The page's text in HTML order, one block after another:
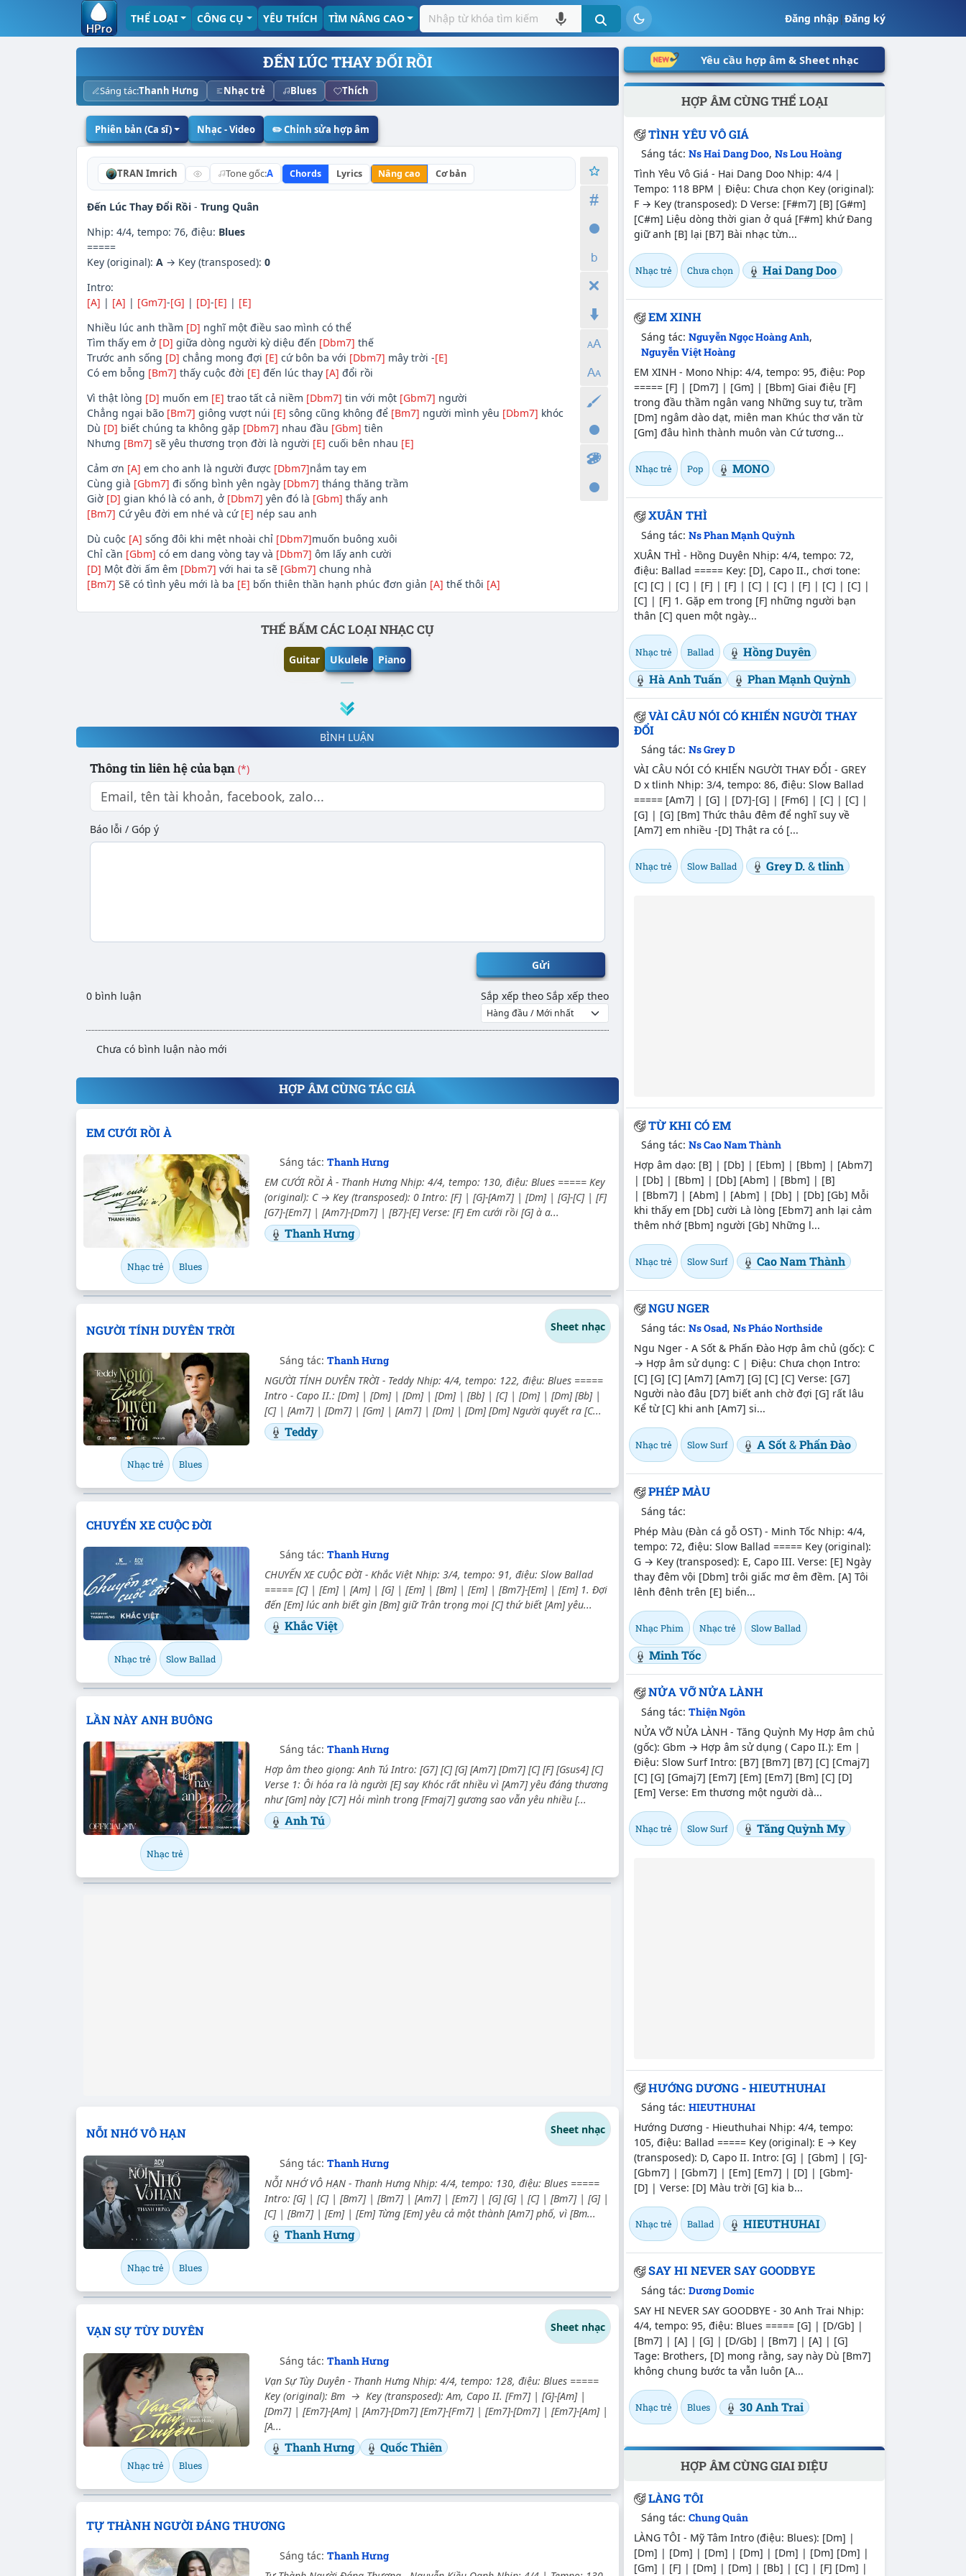
Đăng nhập|Đăng ký
THỂ LOẠI CÔNG CỤ YÊU THÍCH TÌM NÂNG CAO
ĐẾN LÚC THAY ĐỔI RỒI
Sáng tác:Thanh Hưng Nhạc trẻ Blues Thích
Phiên bản (Ca sĩ) Nhạc - Video ✏️ Chỉnh sửa hợp âm
TRAN Imrich Tone gốc:A Chords Lyrics Nâng cao Cơ bản
Đến Lúc Thay Đổi Rồi- Trung Quân
Nhịp: 4/4, tempo: 76, điệu: Blues
=====
Key (original): A→ Key (transposed): 0
Intro:
[A] | [A] | [Gm7]-[G] | [D]-[E] | [E]
Nhiều lúc anh thầm [D] nghĩ một điều sao mình có thể
Tìm thấy em ở [D] giữa dòng người kỳ diệu đến [Dbm7] thế
Trước anh sống [D] chẳng mong đợi [E] cứ bôn ba với [Dbm7] mây trời -[E]
Có em bỗng [Bm7] thấy cuộc đời [E] đến lúc thay [A] đổi rồi
Vì thật lòng [D] muốn em [E] trao tất cả niềm [Dbm7] tin với một [Gbm7] người
Chẳng ngại bão [Bm7] giông vượt núi [E] sông cũng không để [Bm7] người mình yêu [Dbm7] khóc
Dù [D] biết chúng ta không gặp [Dbm7] nhau đầu [Gbm] tiên
Nhưng [Bm7] sẽ yêu thương trọn đời là người [E] cuối bên nhau [E]
Cảm ơn [A] em cho anh là người được [Dbm7]nắm tay em
Cùng già [Gbm7] đi sống bình yên ngày [Dbm7] tháng thăng trầm
Giờ [D] gian khó là có anh, ở [Dbm7] yên đó là [Gbm] thấy anh
[Bm7] Cứ yêu đời em nhé và cứ [E] nép sau anh
Dù cuộc [A] sống đôi khi mệt nhoài chỉ [Dbm7]muốn buông xuôi
Chỉ cần [Gbm] có em dang vòng tay và [Dbm7] ôm lấy anh cười
[D] Một đời ấm êm [Dbm7] với hai ta sẽ [Gbm7] chung nhà
[Bm7] Sẽ có tình yêu mới là ba [E] bốn thiên thần hạnh phúc đơn giản [A] thế thôi [A]
THẾ BẤM CÁC LOẠI NHẠC CỤ
Guitar Ukulele Piano
BÌNH LUẬN
Thông tin liên hệ của bạn (*)
Báo lỗi / Góp ý
Gửi
0 bình luận Sắp xếp theo Sắp xếp theo
Chưa có bình luận nào mới
HỢP ÂM CÙNG TÁC GIẢ
EM CƯỚI RỒI À
Nhạc trẻ Blues
Sáng tác: Thanh Hưng
EM CƯỚI RỒI À - Thanh Hưng Nhịp: 4/4, tempo: 130, điệu: Blues ===== Key
(original): C → Key (transposed): 0 Intro: [F] | [G]-[Am7] | [Dm] | [G]-[C] | [F]
[G7]-[Em7] | [Am7]-[Dm7] | [B7]-[E] Verse: [F] Em cưới rồi [G] à a...
Thanh Hưng
NGƯỜI TÍNH DUYÊN TRỜI Sheet nhạc
Nhạc trẻ Blues
Sáng tác: Thanh Hưng
NGƯỜI TÍNH DUYÊN TRỜI - Teddy Nhịp: 4/4, tempo: 122, điệu: Blues =====
Intro - Capo II.: [Dm] | [Dm] | [Dm] | [Dm] | [Bb] | [C] | [Dm] | [Dm] [Bb] |
[C] | [Am7] | [Dm7] | [Gm] | [Am7] | [Dm] | [Dm] [Dm] Người quyết ra [C...
Teddy
CHUYẾN XE CUỘC ĐỜI
Nhạc trẻ Slow Ballad
Sáng tác: Thanh Hưng
CHUYẾN XE CUỘC ĐỜI - Khắc Việt Nhịp: 3/4, tempo: 91, điệu: Slow Ballad
===== [C] | [Em] | [Am] | [G] | [Em] | [Bm] | [Em] | [Bm7]-[Em] | [Em] 1. Đợi
đến [Em] lúc anh biết gìn [Bm] giữ Trân trọng mọi [C] thứ biết [Am] yêu...
Khắc Việt
LẦN NÀY ANH BUÔNG
Nhạc trẻ
Sáng tác: Thanh Hưng
Hợp âm theo giọng: Anh Tú Intro: [G7] [C] [G] [Am7] [Dm7] [C] [F] [Gsus4] [C]
Verse 1: Ôi hóa ra là người [E] say Khóc rất nhiều vì [Am7] yêu đáng thương
như [Gm] này [C7] Hỏi mình trong [Fmaj7] gương sao vẫn yêu nhiều [...
Anh Tú
NỖI NHỚ VÔ HẠN Sheet nhạc
Nhạc trẻ Blues
Sáng tác: Thanh Hưng
NỖI NHỚ VÔ HẠN - Thanh Hưng Nhịp: 4/4, tempo: 130, điệu: Blues =====
Intro: [G] | [C] | [Bm7] | [Bm7] | [Am7] | [Em7] | [G] [G] | [C] | [Bm7] | [G] |
[C] | [Bm7] | [Em] | [Em] Từng [Em] yêu cả một thành [Am7] phố, vì [Bm...
Thanh Hưng
VẠN SỰ TÙY DUYÊN Sheet nhạc
Nhạc trẻ Blues
Sáng tác: Thanh Hưng
Vạn Sự Tùy Duyên - Thanh Hưng Nhịp: 4/4, tempo: 128, điệu: Blues =====
Key (original): Bm → Key (transposed): Am, Capo II. [Fm7] | [G]-[Am] |
[Dm7] | [Em7]-[Am] | [Am7]-[Dm7] [Em7]-[Fm7] | [Em7]-[Dm7] | [Em7]-[Am] |
[A...
Thanh Hưng Quốc Thiên
TỰ THÀNH NGƯỜI ĐÁNG THƯƠNG
Sáng tác: Thanh Hưng
Yêu cầu hợp âm & Sheet nhạc
HỢP ÂM CÙNG THỂ LOẠI
TÌNH YÊU VÔ GIÁ
Sáng tác:Ns Hai Dang Doo,Ns Lou Hoàng
Tình Yêu Vô Giá - Hai Dang Doo Nhịp: 4/4 |
Tempo: 118 BPM | Điệu: Chưa chọn Key (original):
F → Key (transposed): D Verse: [F#m7] [B] [G#m]
[C#m] Liệu dòng thời gian ở quá [F#m] khứ Đang
giữ anh [B] lại [B7] Bài nhạc từn...
Nhạc trẻ Chưa chọn Hai Dang Doo
EM XINH
Sáng tác:Nguyễn Ngọc Hoàng Anh,
Nguyễn Việt Hoàng
EM XINH - Mono Nhịp: 4/4, tempo: 95, điệu: Pop
===== [F] | [Dm7] | [Gm] | [Bbm] Giai điệu [F]
trong đầu thầm ngân vang Những suy tư, trầm
[Dm] ngâm dào dạt, miên man Khúc thơ văn từ
[Gm] đâu hình thành muôn vàn Cứ tương...
Nhạc trẻ Pop MONO
XUÂN THÌ
Sáng tác:Ns Phan Mạnh Quỳnh
XUÂN THÌ - Hồng Duyên Nhịp: 4/4, tempo: 72,
điệu: Ballad ===== Key: [D], Capo II., chơi tone:
[C] [C] | [C] | [F] | [F] | [C] | [C] | [F] | [C] | [C] |
[C] | [F] 1. Gặp em trong [F] những người bạn
thân [C] quen một ngày...
Nhạc trẻ Ballad
Hồng Duyên
Hà Anh Tuấn
Phan Mạnh Quỳnh
VÀI CÂU NÓI CÓ KHIẾN NGƯỜI THAY
ĐỔI
Sáng tác:Ns Grey D
VÀI CÂU NÓI CÓ KHIẾN NGƯỜI THAY ĐỔI - GREY
D x tlinh Nhịp: 3/4, tempo: 86, điệu: Slow Ballad
===== [Am7] | [G] | [D7]-[G] | [Fm6] | [C] | [C] |
[G] | [G] [Bm] Thức thâu đêm để nghĩ suy về
[Am7] em nhiều -[D] Thật ra có [...
Nhạc trẻ Slow Ballad Grey D.&tlinh
TỪ KHI CÓ EM
Sáng tác:Ns Cao Nam Thành
Hợp âm dạo: [B] | [Db] | [Ebm] | [Bbm] | [Abm7]
| [Db] | [Bbm] | [Db] [Abm] | [Bbm] | [B]
| [Bbm7] | [Abm] | [Abm] | [Db] | [Db] [Gb] Mỗi
khi thấy em [Db] cười Là lòng [Ebm7] anh lại cảm
thêm nhớ [Bbm] người [Gb] Những l...
Nhạc trẻ Slow Surf Cao Nam Thành
NGU NGER
Sáng tác:Ns Osad,Ns Pháo Northside
Ngu Nger - A Sốt & Phấn Đào Hợp âm chủ (gốc): C
→ Hợp âm sử dụng: C | Điệu: Chưa chọn Intro:
[C] [G] [C] [Am7] [Am7] [G] [C] [C] Verse: [G7]
Người nào đâu [D7] biết anh chờ đợi [G] rất lâu
Kể từ [C] khi anh [Am7] si...
Nhạc trẻ Slow Surf A Sốt&Phấn Đào
PHÉP MÀU
Sáng tác:
Phép Màu (Đàn cá gỗ OST) - Minh Tốc Nhịp: 4/4,
tempo: 72, điệu: Slow Ballad ===== Key (original):
G → Key (transposed): E, Capo III. Verse: [E] Ngày
thay đêm vội [Dbm] trôi giấc mơ êm đềm. [A] Tôi
lênh đênh trên [E] biển...
Nhạc Phim Nhạc trẻ Slow Ballad
Minh Tốc
NỬA VỠ NỬA LÀNH
Sáng tác:Thiện Ngôn
NỬA VỠ NỬA LÀNH - Tăng Quỳnh My Hợp âm chủ
(gốc): Gbm → Hợp âm sử dụng ( Capo II.): Em |
Điệu: Slow Surf Intro: [B7] [Bm7] [B7] [C] [Cmaj7]
[C] [G] [Gmaj7] [Em7] [Em] [Em7] [Bm] [C] [D]
[Em] Verse: Em thương một người dà...
Nhạc trẻ Slow Surf Tăng Quỳnh My
HƯỚNG DƯƠNG - HIEUTHUHAI
Sáng tác:HIEUTHUHAI
Hướng Dương - Hieuthuhai Nhịp: 4/4, tempo:
105, điệu: Ballad ===== Key (original): E → Key
(transposed): D, Capo II. Intro: [G] | [Gbm] | [G]-
[Gbm7] | [Gbm7] | [Em] [Em7] | [D] | [Gbm]-
[D] | Verse: [D] Màu trời [G] kia b...
Nhạc trẻ Ballad HIEUTHUHAI
SAY HI NEVER SAY GOODBYE
Sáng tác:Dương Domic
SAY HI NEVER SAY GOODBYE - 30 Anh Trai Nhịp:
4/4, tempo: 95, điệu: Blues ===== [G] | [D/Gb] |
[Bm7] | [A] | [G] | [D/Gb] | [Bm7] | [A] | [G]
Tage: Brothers, [D] mong rằng, say này Dù [Bm7]
không chung bước ta vẫn luôn [A...
Nhạc trẻ Blues 30 Anh Trai
HỢP ÂM CÙNG GIAI ĐIỆU
LÀNG TÔI
Sáng tác:Chung Quân
LÀNG TÔI - Mỹ Tâm Intro (điệu: Blues): [Dm] |
[Dm] | [Dm] | [Dm] | [Dm] | [Dm] | [Dm] [Dm] |
[Gm] | [F] | [Dm] | [Dm] | [Bb] | [C] | [F] [Dm] |